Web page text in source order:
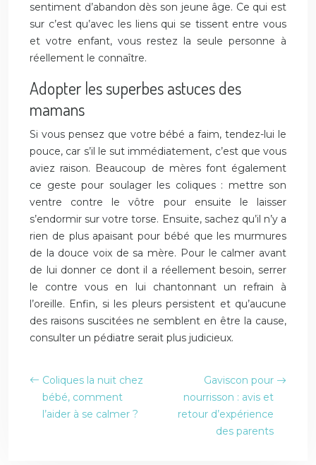
sentiment d’abandon dès son jeune âge. Ce qui est
sur c’est qu’avec les liens qui se tissent entre vous
et votre enfant, vous restez la seule personne à
réellement le connaître.
Adopter les superbes astuces des
mamans
Si vous pensez que votre bébé a faim, tendez-lui le
pouce, car s’il le sut immédiatement, c’est que vous
aviez raison. Beaucoup de mères font également
ce geste pour soulager les coliques : mettre son
ventre contre le vôtre pour ensuite le laisser
s’endormir sur votre torse. Ensuite, sachez qu’il n’y a
rien de plus apaisant pour bébé que les murmures
de la douce voix de sa mère. Pour le calmer avant
de lui donner ce dont il a réellement besoin, serrer
le contre vous en lui chantonnant un refrain à
l’oreille. Enfin, si les pleurs persistent et qu’aucune
des raisons suscitées ne semblent en être la cause,
consulter un pédiatre serait plus judicieux.
Coliques la nuit chez
bébé, comment
l’aider à se calmer ?
Gaviscon pour
nourrisson : avis et
retour d’expérience
des parents